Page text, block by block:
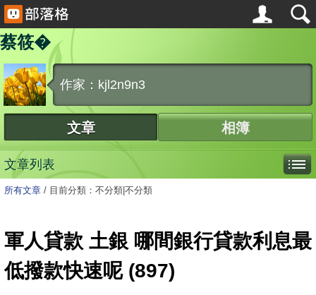
蔡筱�
作家：kjl2n9n3
文章 相簿
文章列表
所有文章 / 目前分類：不分類|不分類
軍人貸款 土銀 哪間銀行貸款利息最
低撥款快速呢 (897)